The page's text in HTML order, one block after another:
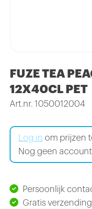
FUZE TEA
12X40CL PET
Art.nr. 1050012004
Log in om prijzen
Nog geen
Persoonlijk
Gratis